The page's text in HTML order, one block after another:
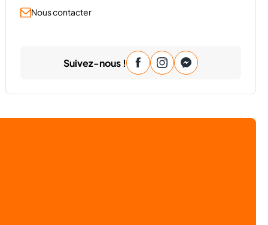
Nous contacter
Suivez-nous !